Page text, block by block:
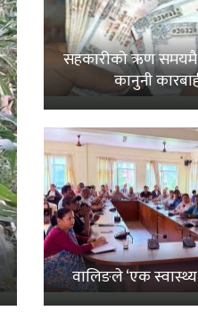
सहकारीको ऋण समयमै
कानुनी
वालिङले ‘एक